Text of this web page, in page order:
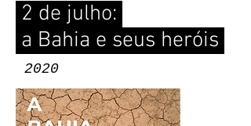
2 de julho:
a Bahia e seus heróis
2020